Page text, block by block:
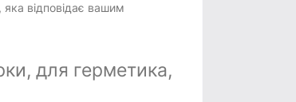
яка відповідає вашим
для герметика,